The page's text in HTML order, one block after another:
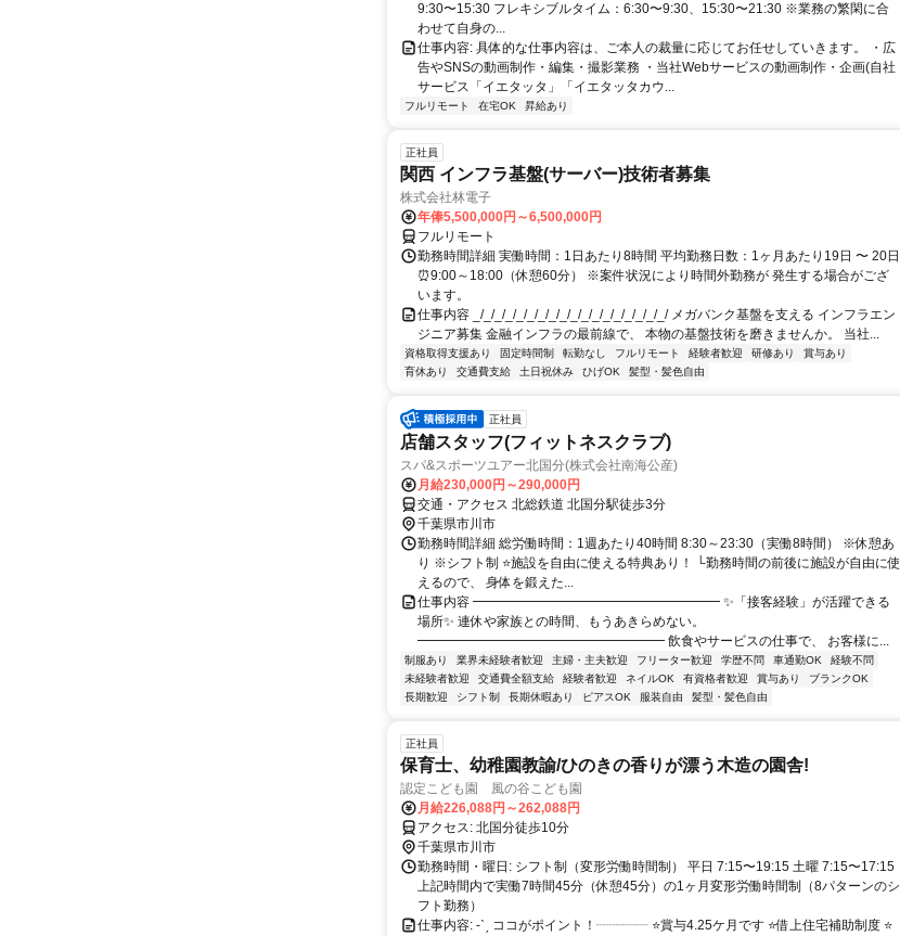
9:30〜15:30 フレキシブルタイム：6:30〜9:30、15:30〜21:30 ※業務の繁閑に合
わせて自身の...
仕事内容: 具体的な仕事内容は、ご本人の裁量に応じてお任せしていきます。 ・広
告やSNSの動画制作・編集・撮影業務 ・当社Webサービスの動画制作・企画(自社
サービス「イエタッタ」「イエタッタカウ...
フルリモート 在宅OK 昇給あり
正社員
関西 インフラ基盤(サーバー)技術者募集
株式会社林電子
年俸5,500,000円～6,500,000円
フルリモート
勤務時間詳細 実働時間：1日あたり8時間 平均勤務日数：1ヶ月あたり19日 〜 20日
⏰9:00～18:00（休憩60分） ※案件状況により時間外勤務が 発生する場合がござ
います。
仕事内容 _/_/_/_/_/_/_/_/_/_/_/_/_/_/_/_/_/_/ メガバンク基盤を支える インフラエン
ジニア募集 金融インフラの最前線で、 本物の基盤技術を磨きませんか。 当社...
資格取得支援あり 固定時間制 転勤なし フルリモート 経験者歓迎 研修あり
賞与あり
育休あり
交通費支給 土日祝休み ひげOK 髪型・髪色自由
正社員
店舗スタッフ(フィットネスクラブ)
スパ&スポーツユアー北国分(株式会社南海公産)
月給230,000円～290,000円
交通・アクセス 北総鉄道 北国分駅徒歩3分
千葉県市川市
勤務時間詳細 総労働時間：1週あたり40時間 8:30～23:30（実働8時間） ※休憩あ
り ※シフト制 ⭐施設を自由に使える特典あり！ └勤務時間の前後に施設が自由に使
えるので、 身体を鍛えた...
仕事内容 ━━━━━━━━━━━━━━━━━━━ ✨「接客経験」が活躍できる
場所✨ 連休や家族との時間、もうあきらめない。
━━━━━━━━━━━━━━━━━━━ 飲食やサービスの仕事で、 お客様に...
制服あり 業界未経験者歓迎 主婦・主夫歓迎 フリーター歓迎 学歴不問 車通勤OK
経験不問
未経験者歓迎
交通費全額支給 経験者歓迎 ネイルOK 有資格者歓迎 賞与あり
ブランクOK
長期歓迎
シフト制 長期休暇あり ピアスOK 服装自由 髪型・髪色自由
正社員
保育士、幼稚園教諭/ひのきの香りが漂う木造の園舎!
認定こども園 風の谷こども園
月給226,088円～262,088円
アクセス: 北国分徒歩10分
千葉県市川市
勤務時間・曜日: シフト制（変形労働時間制） 平日 7:15〜19:15 土曜 7:15〜17:15
上記時間内で実働7時間45分（休憩45分）の1ヶ月変形労働時間制（8パターンのシ
フト勤務）
仕事内容: -ˋˏ ココがポイント！┈┈┈┈ ⭐賞与4.25ケ月です ⭐借上住宅補助制度 ⭐